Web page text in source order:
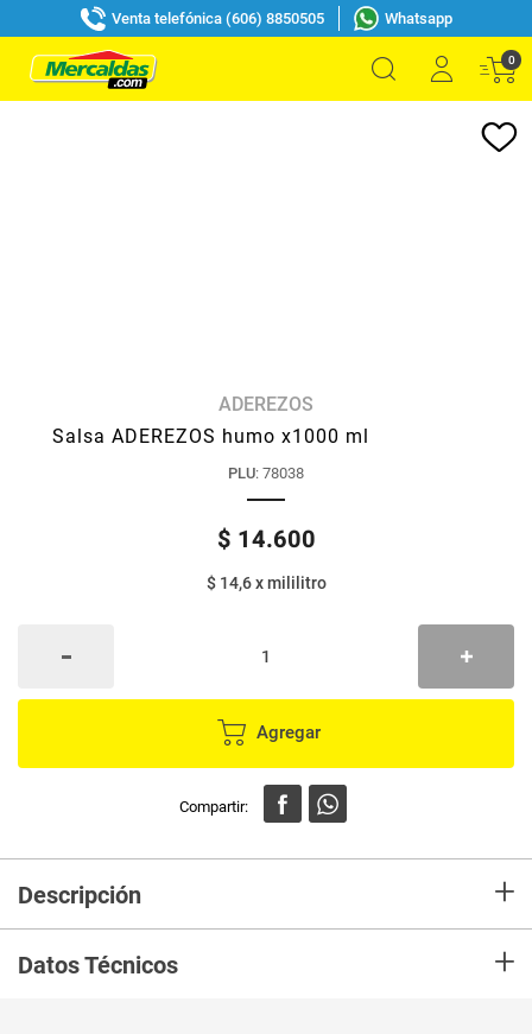
Venta telefónica (606) 8850505 Whatsapp
0
ADEREZOS
Salsa ADEREZOS humo x1000 ml
PLU: 78038
$ 14.600
$ 14,6xmililitro
Agregar
Descripción +
Datos Técnicos +